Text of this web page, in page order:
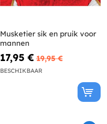
Musketier sik en pruik voor
mannen
17,95 € 19,95 €
BESCHIKBAAR